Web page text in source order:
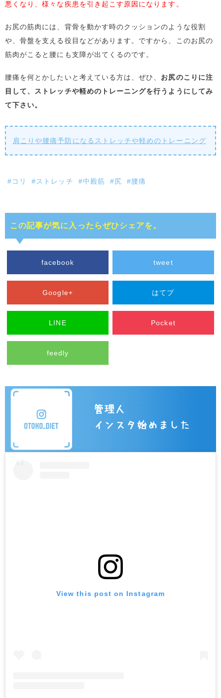
悪くなり、様々な疾患を引き起こす原因になります。
お尻の筋肉には、背骨を動かす時のクッションのような役割
や、骨盤を支える役目などがあります。ですから、このお尻の
筋肉がこると腰にも支障が出てくるのです。
腰痛を何とかしたいと考えている方は、ぜひ、 お尻のこりに注
目して、ストレッチや軽めのトレーニングを行うようにしてみ
て下さい。
肩こりや腰痛予防になるストレッチや軽めのトレーニング
#コリ #ストレッチ #中殿筋 #尻 #腰痛
この記事が気に入ったらぜひシェアを。
facebook tweet
Google+ はてブ
LINE Pocket
feedly
View this post on Instagram